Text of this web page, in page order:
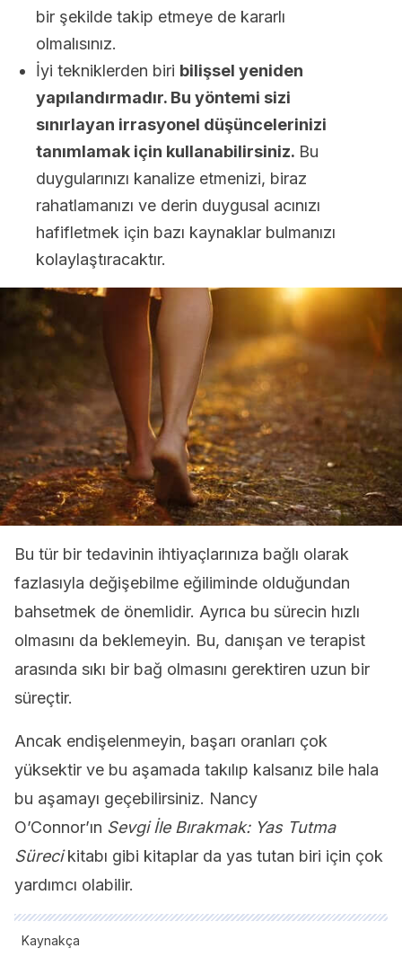
bir şekilde takip etmeye de kararlı
olmalısınız.
İyi tekniklerden biri bilişsel yeniden
yapılandırmadır. Bu yöntemi sizi
sınırlayan irrasyonel düşüncelerinizi
tanımlamak için kullanabilirsiniz. Bu
duygularınızı kanalize etmenizi, biraz
rahatlamanızı ve derin duygusal acınızı
hafifletmek için bazı kaynaklar bulmanızı
kolaylaştıracaktır.
Bu tür bir tedavinin ihtiyaçlarınıza bağlı olarak
fazlasıyla değişebilme eğiliminde olduğundan
bahsetmek de önemlidir. Ayrıca bu sürecin hızlı
olmasını da beklemeyin. Bu, danışan ve terapist
arasında sıkı bir bağ olmasını gerektiren uzun bir
süreçtir.
Ancak endişelenmeyin, başarı oranları çok
yüksektir ve bu aşamada takılıp kalsanız bile hala
bu aşamayı geçebilirsiniz. Nancy
O’Connor’ın Sevgi İle Bırakmak: Yas Tutma
Sürecikitabı gibi kitaplar da yas tutan biri için çok
yardımcı olabilir.
Kaynakça